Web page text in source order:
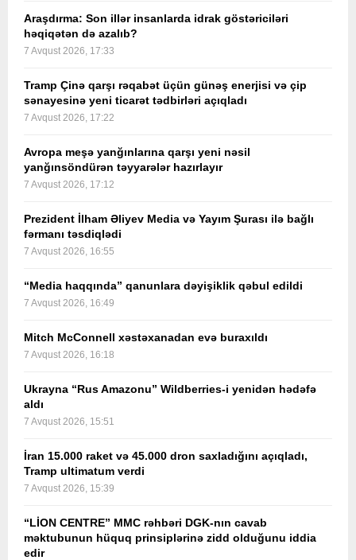
Araşdırma: Son illər insanlarda idrak göstəriciləri
həqiqətən də azalıb?
7 Avqust 2026, 17:33
Tramp Çinə qarşı rəqabət üçün günəş enerjisi və çip
sənayesinə yeni ticarət tədbirləri açıqladı
7 Avqust 2026, 17:22
Avropa meşə yanğınlarına qarşı yeni nəsil
yanğınsöndürən təyyarələr hazırlayır
7 Avqust 2026, 17:12
Prezident İlham Əliyev Media və Yayım Şurası ilə bağlı
fərmanı təsdiqlədi
7 Avqust 2026, 16:55
“Media haqqında” qanunlara dəyişiklik qəbul edildi
7 Avqust 2026, 16:49
Mitch McConnell xəstəxanadan evə buraxıldı
7 Avqust 2026, 16:18
Ukrayna “Rus Amazonu” Wildberries-i yenidən hədəfə
aldı
7 Avqust 2026, 15:51
İran 15.000 raket və 45.000 dron saxladığını açıqladı,
Tramp ultimatum verdi
7 Avqust 2026, 15:39
“LİON CENTRE” MMC rəhbəri DGK-nın cavab
məktubunun hüquq prinsiplərinə zidd olduğunu iddia
edir